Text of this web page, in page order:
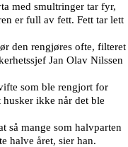
med smultringer tar fyr,
er full av fett. Fett tar lett
den rengjøres ofte, filteret
Jan Olav Nilssen
som ble rengjort for
husker ikke når det ble
så mange som halvparten
halve året, sier han.